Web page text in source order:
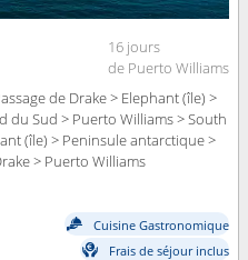
16 jours
de Puerto Williams
de Drake > Elephant (île) >
du Sud > Puerto Williams > South
(île) > Peninsule antarctique >
> Puerto Williams
Cuisine Gastronomique
Frais de séjour inclus